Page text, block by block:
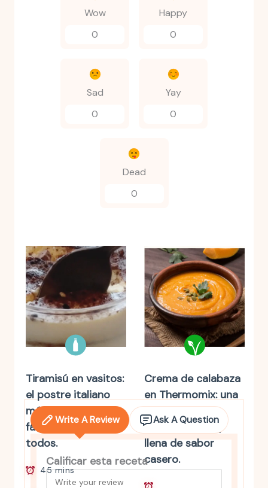
Wow
0
Happy
0
Sad
0
Yay
0
Dead
0
Tiramisú en vasitos:
el postre italiano
más irresistible y
fácil que enamora a
todos.
45 mins
Crema de calabaza
en Thermomix: una
receta fácil,
reconfortante y
llena de sabor
casero.
Write A Review Ask A Question
Calificar esta receta